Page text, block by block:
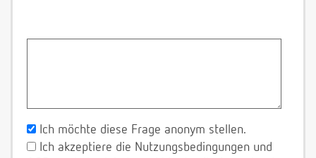
Ich möchte diese Frage anonym stellen.
Ich akzeptiere die Nutzungsbedingungen und